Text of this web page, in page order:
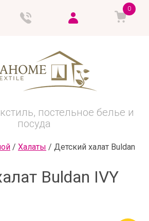
0
постельное белье и
посуда
/ Халаты / Детский халат Buldan
Buldan IVY